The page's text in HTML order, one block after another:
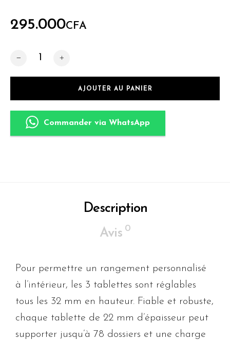
295.000CFA
quantité de Armoire bois haute H 180cm portes
AJOUTER AU PANIER
Commander via WhatsApp
Description
Avis 0
Pour permettre un rangement personnalisé
à l’intérieur, les 3 tablettes sont réglables
tous les 32 mm en hauteur. Fiable et robuste,
chaque tablette de 22 mm d’épaisseur peut
supporter jusqu’à 78 dossiers et une charge